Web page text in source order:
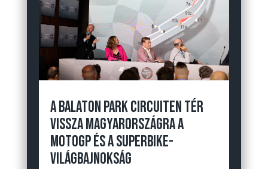
A BALATON PARK CIRCUITEN TÉR
VISSZA MAGYARORSZÁGRA A
MOTOGP ÉS A SUPERBIKE-
VILÁGBAJNOKSÁG